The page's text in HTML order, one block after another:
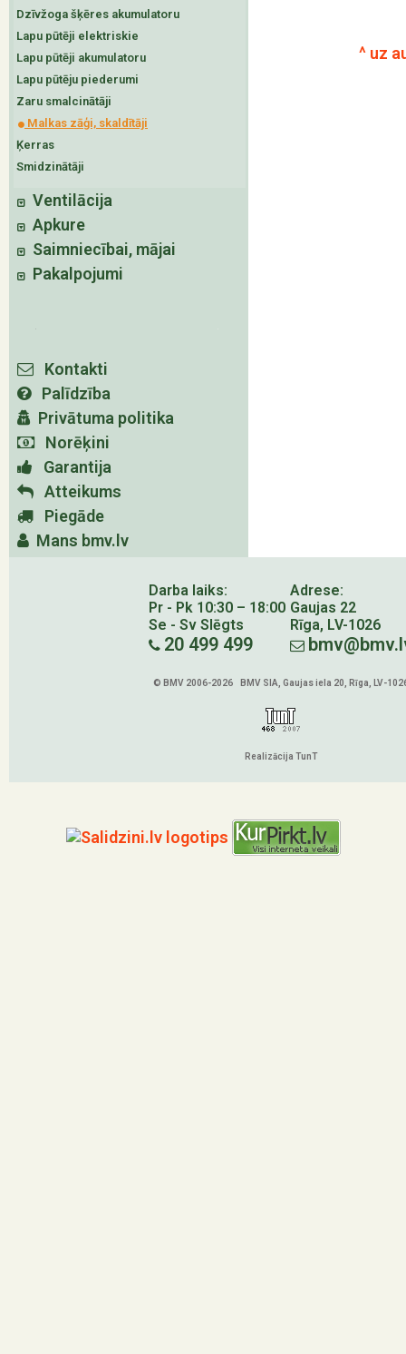
Dzīvžoga šķēres akumulatoru
Lapu pūtēji elektriskie
Lapu pūtēji akumulatoru
Lapu pūtēju piederumi
Zaru smalcinātāji
Malkas zāģi, skaldītāji
Ķerras
Smidzinātāji
Ventilācija
Apkure
Saimniecībai, mājai
Pakalpojumi
Kontakti
Palīdzība
Privātuma politika
Norēķini
Garantija
Atteikums
Piegāde
Mans bmv.lv
^ uz
Darba laiks:
Pr - Pk 10:30 – 18:00
Se - Sv Slēgts
20 499 499
Adrese:
Gaujas 22
Rīga, LV-1026
© BMV 2006-2026 BMV SIA, Gaujas iela 20, Rīga, LV-
Realizācija TunT